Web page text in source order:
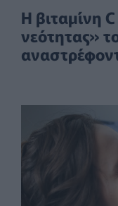
Η βιταμίνη
νεότητας»